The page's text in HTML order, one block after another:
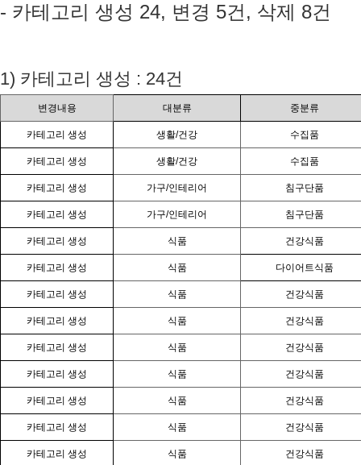
- 카테고리 생성 24, 변경 5건, 삭제 8건
1) 카테고리 생성 : 24건
변경내용 대분류 중분류
카테고리 생성 생활/건강 수집품
카테고리 생성 생활/건강 수집품
카테고리 생성 가구/인테리어 침구단품
카테고리 생성 가구/인테리어 침구단품
카테고리 생성 식품 건강식품
카테고리 생성 식품 다이어트식품
카테고리 생성 식품 건강식품
카테고리 생성 식품 건강식품
카테고리 생성 식품 건강식품
카테고리 생성 식품 건강식품
카테고리 생성 식품 건강식품
카테고리 생성 식품 건강식품
카테고리 생성 식품 건강식품